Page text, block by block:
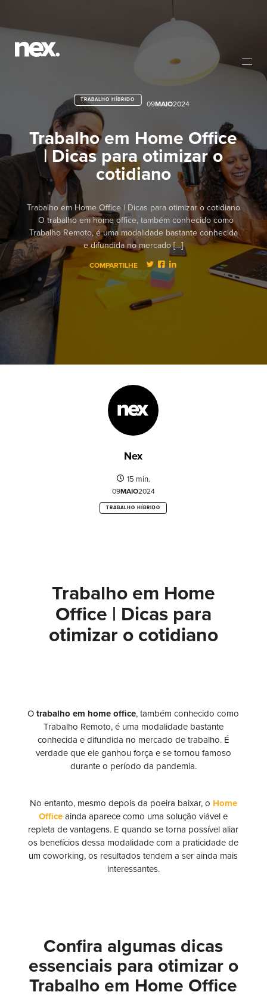
TRABALHO HÍBRIDO
09MAIO2024
Trabalho em Home Office
| Dicas para otimizar o
cotidiano
Trabalho em Home Office | Dicas para otimizar o cotidiano
O trabalho em home office, também conhecido como
Trabalho Remoto, é uma modalidade bastante conhecida
e difundida no mercado […]
COMPARTILHE
Trabalho em Home
Office | Dicas para
otimizar o cotidiano
Otrabalho em home office, também conhecido como
Trabalho Remoto, é uma modalidade bastante
conhecida e difundida no mercado de trabalho. É
verdade que ele ganhou força e se tornou famoso
durante o período da pandemia.
No entanto, mesmo depois da poeira baixar, o Home
Office ainda aparece como uma solução viável e
repleta de vantagens. E quando se torna possível aliar
os benefícios dessa modalidade com a praticidade de
um coworking, os resultados tendem a ser ainda mais
interessantes.
Confira algumas dicas
essenciais para otimizar o
Trabalho em Home Office
Nex
15 min.
09MAIO2024
TRABALHO HÍBRIDO